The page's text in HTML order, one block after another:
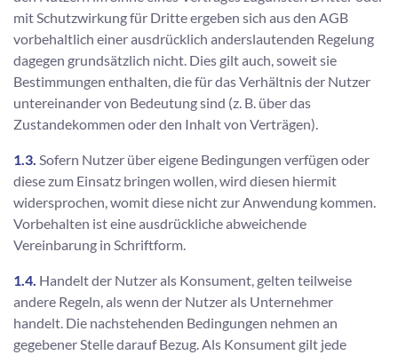
mit Schutzwirkung für Dritte ergeben sich aus den AGB
vorbehaltlich einer ausdrücklich anderslautenden Regelung
dagegen grundsätzlich nicht. Dies gilt auch, soweit sie
Bestimmungen enthalten, die für das Verhältnis der Nutzer
untereinander von Bedeutung sind (z. B. über das
Zustandekommen oder den Inhalt von Verträgen).
1.3. Sofern Nutzer über eigene Bedingungen verfügen oder
diese zum Einsatz bringen wollen, wird diesen hiermit
widersprochen, womit diese nicht zur Anwendung kommen.
Vorbehalten ist eine ausdrückliche abweichende
Vereinbarung in Schriftform.
1.4. Handelt der Nutzer als Konsument, gelten teilweise
andere Regeln, als wenn der Nutzer als Unternehmer
handelt. Die nachstehenden Bedingungen nehmen an
gegebener Stelle darauf Bezug. Als Konsument gilt jede